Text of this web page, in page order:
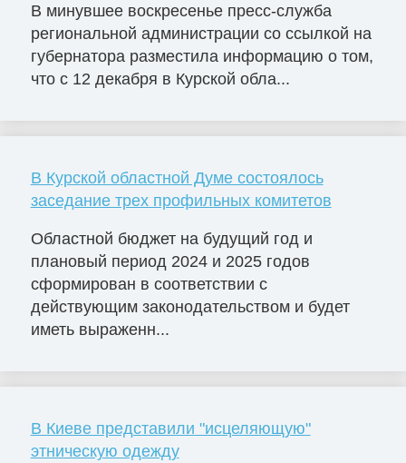
В минувшее воскресенье пресс-служба
региональной администрации со ссылкой на
губернатора разместила информацию о том,
что с 12 декабря в Курской обла...
В Курской областной Думе состоялось
заседание трех профильных комитетов
Областной бюджет на будущий год и
плановый период 2024 и 2025 годов
сформирован в соответствии с
действующим законодательством и будет
иметь выраженн...
В Киеве представили "исцеляющую"
этническую одежду